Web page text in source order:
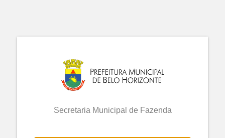
Secretaria Municipal de Fazenda